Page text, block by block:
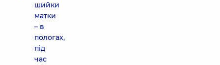
шийки
матки
– в
пологах,
під
час